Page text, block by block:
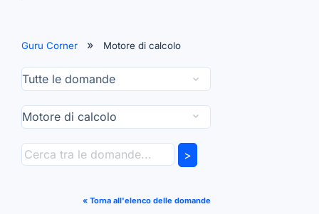
Guru Corner Motore di calcolo
>
« Torna all'elenco delle domande